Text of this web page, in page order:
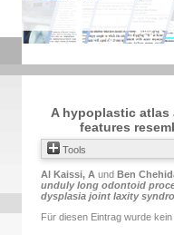
A hypoplastic
features
Tools
Al Kaissi, A und Ben
unduly long odontoid
dysplasia joint laxity
Für diesen Eintrag wurde